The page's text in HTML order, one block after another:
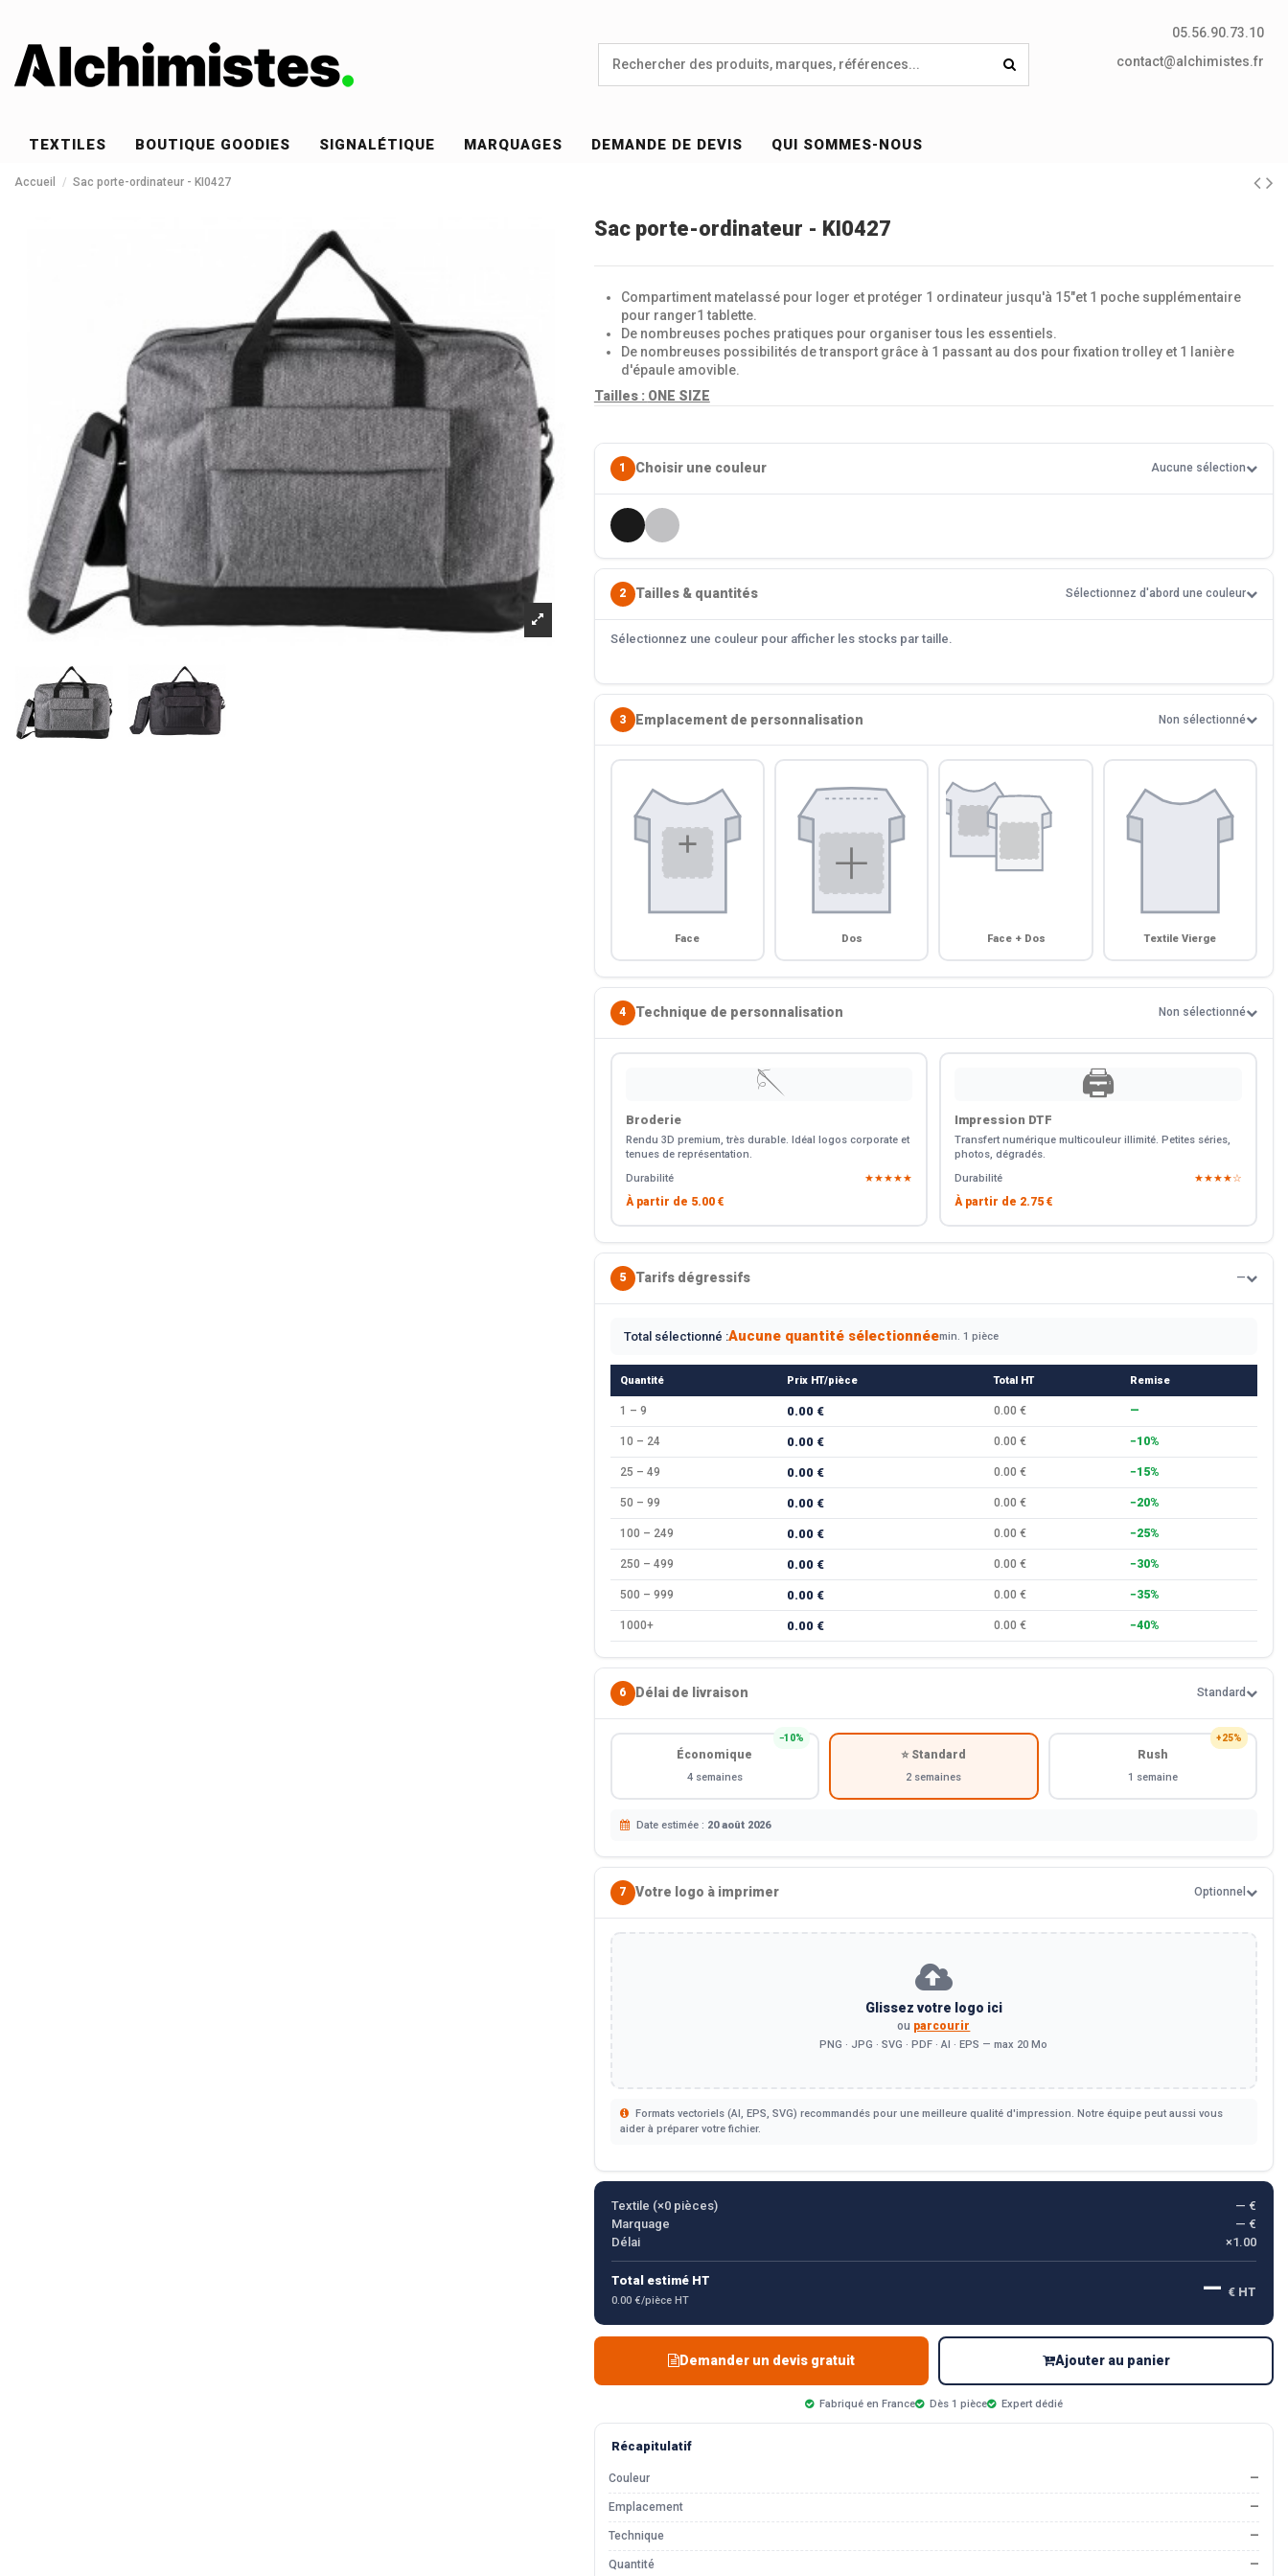
05.56.90.73.10
contact@alchimistes.fr
TEXTILES BOUTIQUE GOODIES SIGNALÉTIQUE MARQUAGES DEMANDE DE DEVIS QUI SOMMES-NOUS
Accueil Sac porte-ordinateur - KI0427
Sac porte-ordinateur - KI0427
Compartiment matelassé pour loger et protéger 1 ordinateur jusqu'à 15"et 1 poche supplémentaire
pour ranger1 tablette.
De nombreuses poches pratiques pour organiser tous les essentiels.
De nombreuses possibilités de transport grâce à 1 passant au dos pour fixation trolley et 1 lanière
d'épaule amovible.
Tailles : ONE SIZE
1 Choisir une couleur Aucune sélection
2 Tailles & quantités Sélectionnez d'abord une couleur
Sélectionnez une couleur pour afficher les stocks par taille.
3 Emplacement de personnalisation Non sélectionné
Face Dos Face + Dos Textile Vierge
4 Technique de personnalisation Non sélectionné
🪡
Broderie
Rendu 3D premium, très durable. Idéal logos corporate et
tenues de représentation.
Durabilité
★★★★★
À partir de 5.00 €
🖨️
Impression DTF
Transfert numérique multicouleur illimité. Petites séries,
photos, dégradés.
Durabilité
★★★★☆
À partir de 2.75 €
5 Tarifs dégressifs —
Total sélectionné :Aucune quantité sélectionnéemin. 1 pièce
Quantité Prix HT/pièce Total HT Remise
1 – 9 0.00 € 0.00 € —
10 – 24 0.00 € 0.00 € −10%
25 – 49 0.00 € 0.00 € −15%
50 – 99 0.00 € 0.00 € −20%
100 – 249 0.00 € 0.00 € −25%
250 – 499 0.00 € 0.00 € −30%
500 – 999 0.00 € 0.00 € −35%
1000+ 0.00 € 0.00 € −40%
6 Délai de livraison Standard
−10%
Économique
4 semaines
⭐ Standard
2 semaines
+25%
Rush
1 semaine
Date estimée : 20 août 2026
7 Votre logo à imprimer Optionnel
Glissez votre logo ici
ou parcourir
PNG · JPG · SVG · PDF · AI · EPS — max 20 Mo
Formats vectoriels (AI, EPS, SVG) recommandés pour une meilleure qualité d'impression. Notre équipe peut aussi vous
aider à préparer votre fichier.
Textile (×0pièces)
— €
Marquage
— €
Délai
×1.00
Total estimé HT
0.00 €/pièce HT — € HT
Demander un devis gratuit Ajouter au panier
Fabriqué en France Dès 1 pièce Expert dédié
Récapitulatif
Couleur —
Emplacement —
Technique —
Quantité —